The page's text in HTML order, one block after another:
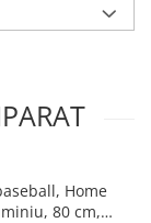
Home
80 cm,